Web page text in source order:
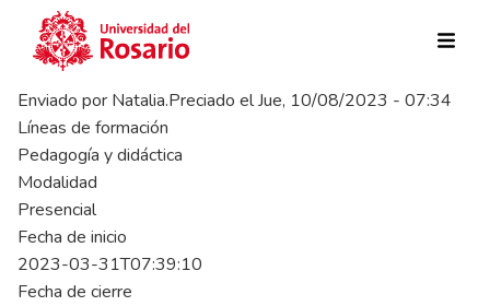
Pasar al contenido principal
Enviado por Natalia.Preciado elJue, 10/08/2023 - 07:34
Líneas de formación
Pedagogía y didáctica
Modalidad
Presencial
Fecha de inicio
2023-03-31T07:39:10
Fecha de cierre